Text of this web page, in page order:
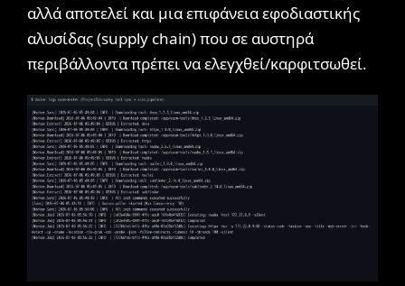
αλλά αποτελεί και μια επιφάνεια εφοδιαστικής
αλυσίδας (supply chain) που σε αυστηρά
περιβάλλοντα πρέπει να ελεγχθεί/καρφιτσωθεί.